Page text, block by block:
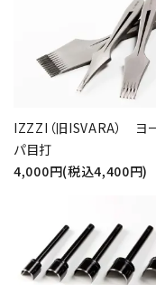
IZZZI（旧ISVARA） ヨ
パ目打
4,000円(税込4,400円)